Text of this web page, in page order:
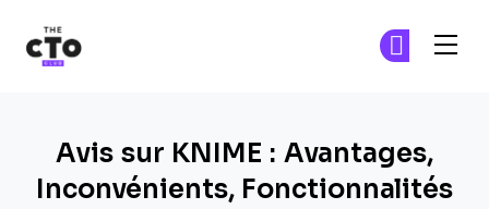
Avis sur KNIME : Avantages,
Inconvénients, Fonctionnalités